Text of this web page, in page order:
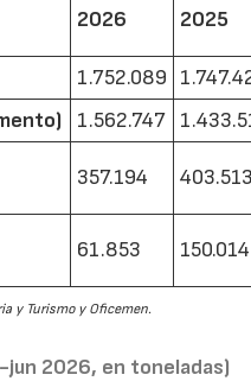
2026 2025
1.752.089
1.562.747
357.194
61.853 150.014
y Turismo y Oficemen.
jun 2026, en toneladas)